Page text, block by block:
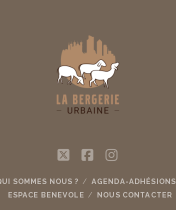
twitterfacebook
instagram
SOMMES NOUS ? AGENDA-ADHÉSIONS
ESPACE BENEVOLE
NOUS CONTACTER